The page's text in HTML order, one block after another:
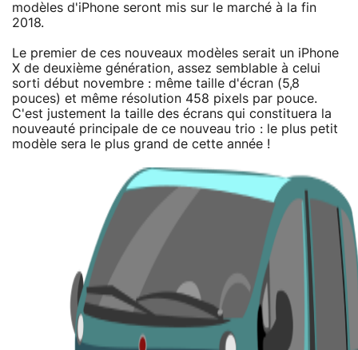
modèles d'iPhone seront mis sur le marché à la fin
2018.
Le premier de ces nouveaux modèles serait un iPhone
X de deuxième génération, assez semblable à celui
sorti début novembre : même taille d'écran (5,8
pouces) et même résolution 458 pixels par pouce.
C'est justement la taille des écrans qui constituera la
nouveauté principale de ce nouveau trio : le plus petit
modèle sera le plus grand de cette année !